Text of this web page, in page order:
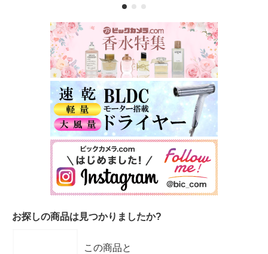
お探しの商品は見つかりましたか?
この商品と